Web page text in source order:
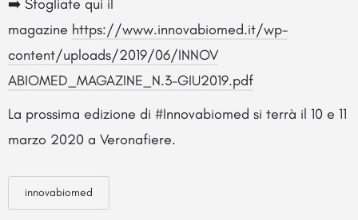
➡️ Sfogliate qui il
magazine https://www.innovabiomed.it/wp-
content/uploads/2019/06/INNOV
ABIOMED_MAGAZINE_N.3-GIU2019.pdf
La prossima edizione di #Innovabiomed si terrà il 10 e 11
marzo 2020 a Veronafiere.
innovabiomed